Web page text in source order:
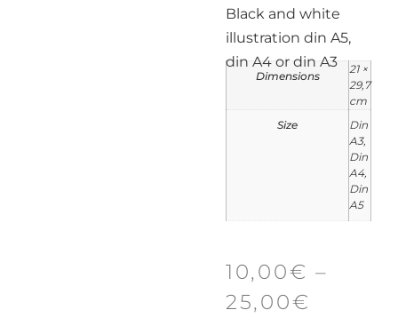
Black and white
illustration din A5,
din A4 or din A3
Dimensions
21 ×
29,7
cm
Size
Din
A3,
Din
A4,
Din
A5
10,00€ –
25,00€